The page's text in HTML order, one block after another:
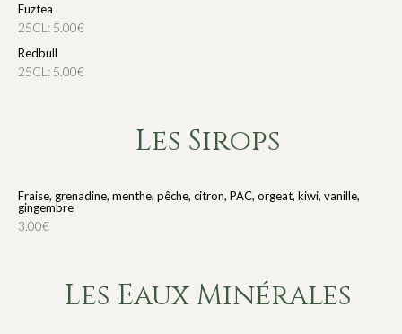
Fuztea
25CL: 5.00€
Redbull
25CL: 5.00€
Les Sirops
Fraise, grenadine, menthe, pêche, citron, PAC, orgeat, kiwi, vanille,
gingembre
3.00€
Les Eaux Minérales